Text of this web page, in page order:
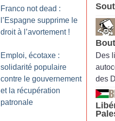
Franco not dead :
l’Espagne supprime le
droit à l’avortement !
Emploi, écotaxe :
solidarité populaire
contre le gouvernement
et la récupération
patronale
Des
des